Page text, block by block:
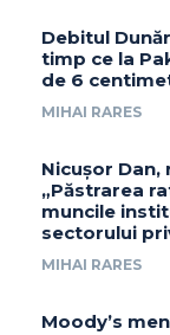
Debitul
timp ce la
de 6
MIHAI RARES
Nicușor
„Păstrarea
muncile
sectorului
MIHAI RARES
Moody’s